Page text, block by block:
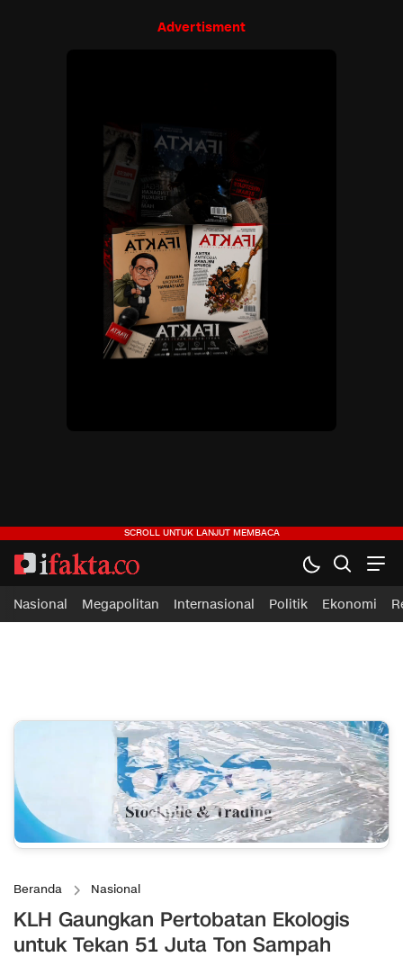
Advertisment
Nasional Megapolitan Internasional Politik Ekonomi
Beranda Nasional
KLH Gaungkan Pertobatan Ekologis
untuk Tekan 51 Juta Ton Sampah